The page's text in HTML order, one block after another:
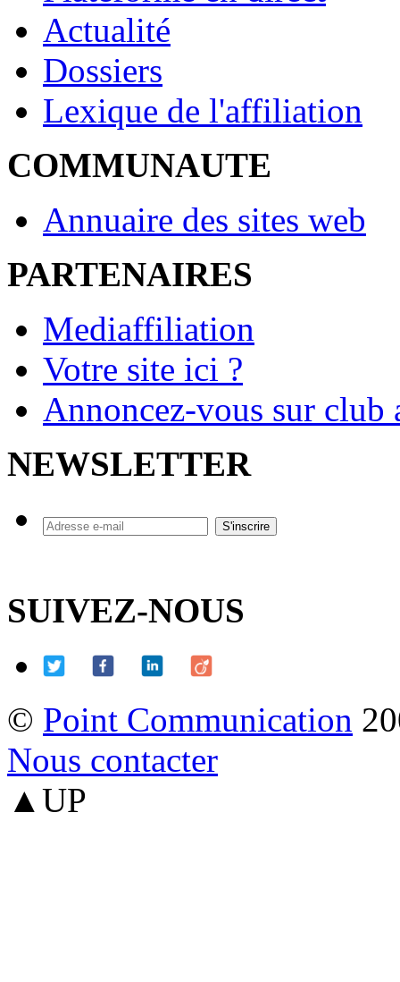
Actualité
Dossiers
Lexique de l'affiliation
COMMUNAUTE
Annuaire des sites web
PARTENAIRES
Mediaffiliation
Votre site ici ?
Annoncez-vous sur
NEWSLETTER
SUIVEZ-NOUS
© Point Communication
Nous contacter
▲UP